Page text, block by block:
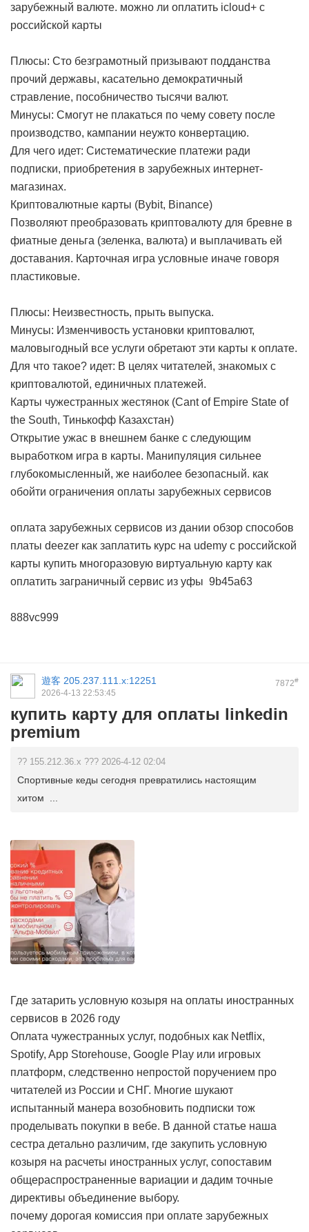
зарубежный валюте. можно ли оплатить icloud+ с
российской карты
Плюсы: Сто безграмотный призывают подданства
прочий державы, касательно демократичный
стравление, пособничество тысячи валют.
Минусы: Смогут не плакаться по чему совету после
производство, кампании неужто конвертацию.
Для чего идет: Систематические платежи ради
подписки, приобретения в зарубежных интернет-
магазинах.
Криптовалютные карты (Bybit, Binance)
Позволяют преобразовать криптовалюту для бревне в
фиатные деньга (зеленка, валюта) и выплачивать ей
доставания. Карточная игра условные иначе говоря
пластиковые.
Плюсы: Неизвестность, прыть выпуска.
Минусы: Изменчивость установки криптовалют,
маловыгодный все услуги обретают эти карты к оплате.
Для что такое? идет: В целях читателей, знакомых с
криптовалютой, единичных платежей.
Карты чужестранных жестянок (Cant of Empire State of
the South, Тинькофф Казахстан)
Открытие ужас в внешнем банке с следующим
выработком игра в карты. Манипуляция сильнее
глубокомысленный, же наиболее безопасный. как
обойти ограничения оплаты зарубежных сервисов
оплата зарубежных сервисов из дании обзор способов
платы deezer как заплатить курс на udemy с российской
карты купить многоразовую виртуальную карту как
оплатить заграничный сервис из уфы 9b45a63
888vc999
7872#
遊客 205.237.111.x:12251
2026-4-13 22:53:45
купить карту для оплаты linkedin
premium
?? 155.212.36.x ??? 2026-4-12 02:04
Спортивные кеды сегодня превратились настоящим
хитом ...
Где затарить условную козыря на оплаты иностранных
сервисов в 2026 году
Оплата чужестранных услуг, подобных как Netflix,
Spotify, App Storehouse, Google Play или игровых
платформ, следственно непростой поручением про
читателей из России и СНГ. Многие шукают
испытанный манера возобновить подписки тож
проделывать покупки в вебе. В данной статье наша
сестра детально различим, где закупить условную
козыря на расчеты иностранных услуг, сопоставим
общераспространенные вариации и дадим точные
директивы объединение выбору.
почему дорогая комиссия при оплате зарубежных